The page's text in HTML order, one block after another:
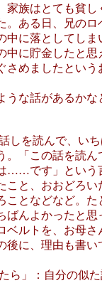
家族はとても貧し
。ある日、兄のロ
中に落としてしま
中に貯金したと思
さめましたという
うな話があるかな
しを読んで、い
。「この話を読ん
……です」という
こと、おおどろい
ことなどなど。た
ばんよかったと思
ベルトを、お母さ
後に、理由も書い
ら」：自分の似